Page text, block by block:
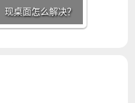
现桌面怎么解决？